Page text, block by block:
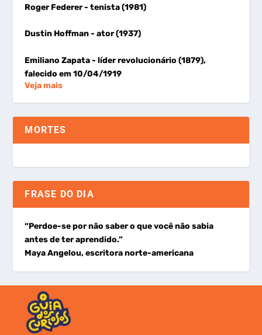
Roger Federer- tenista (1981)
Dustin Hoffman- ator (1937)
Emiliano Zapata- líder revolucionário (1879),
falecido em 10/04/1919
Veja mais
MORTES
FRASE DO DIA
“Perdoe-se por não saber o que você não sabia
antes de ter aprendido.”
Maya Angelou, escritora norte-americana